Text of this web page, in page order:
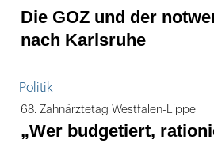
Die GOZ und der
nach Karlsruhe
Politik
68. Zahnärztetag Westfalen-Lippe
„Wer budgetiert,